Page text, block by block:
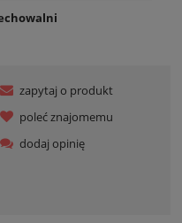
zapytaj o produkt
poleć znajomemu
dodaj opinię